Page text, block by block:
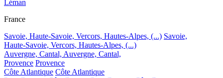
Léman
France
Savoie, Haute-Savoie, Vercors, Hautes-Alpes, (...) Savoie,
Haute-Savoie, Vercors, Hautes-Alpes, (...)
Auvergne, Cantal, Auvergne, Cantal,
Provence Provence
Côte Atlantique Côte Atlantique